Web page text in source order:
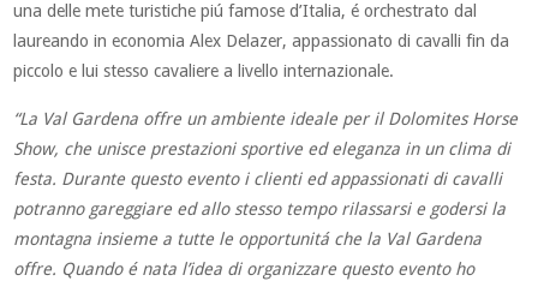
una delle mete turistiche piú famose d’Italia, é orchestrato dal
laureando in economia Alex Delazer, appassionato di cavalli fin da
piccolo e lui stesso cavaliere a livello internazionale.
“La Val Gardena offre un ambiente ideale per il Dolomites Horse
Show, che unisce prestazioni sportive ed eleganza in un clima di
festa. Durante questo evento i clienti ed appassionati di cavalli
potranno gareggiare ed allo stesso tempo rilassarsi e godersi la
montagna insieme a tutte le opportunitá che la Val Gardena
offre. Quando é nata l’idea di organizzare questo evento ho